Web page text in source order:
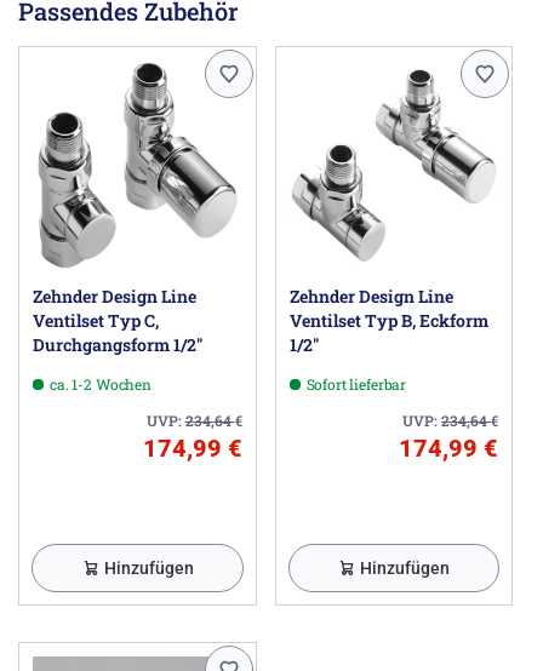
bei (75/65/20): 1705 Watt
bei (55/45/20): 884 Watt
Hinweis:
Bei Mischbetrieb bitte noch den Heizstab mit 900W aus
den Zubehör mitbestellen.
Herstellerinformationen
Zehnder Group Deutschland GmbH, Europastraße 10,
77933 Lahr DE, info@zehnder-systems.de
Passendes Zubehör
Zehnder Design Line
Ventilset Typ C,
Durchgangsform 1/2"
ca. 1-2 Wochen
UVP:234,64€
174,99 €
Hinzufügen
Zehnder Design Line
Ventilset Typ B, Eckform
1/2"
Sofort lieferbar
UVP:234,64€
174,99 €
Hinzufügen